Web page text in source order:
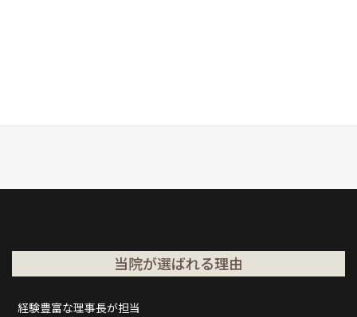
当院が選ばれる理由
経験豊富な理事長が担当